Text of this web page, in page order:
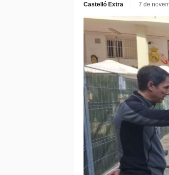
Castelló Extra 7 de